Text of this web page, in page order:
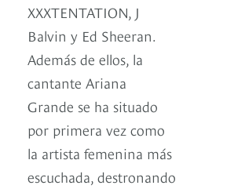
XXXTENTATION, J
Balvin y Ed Sheeran.
Además de ellos, la
cantante Ariana
Grande se ha situado
por primera vez como
la artista femenina más
escuchada, destronando